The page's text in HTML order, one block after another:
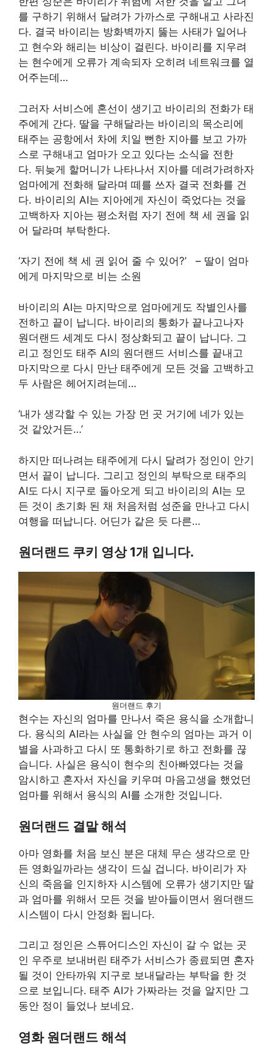
를 구하기 위해서 달려가 가까스로 구해내고 사라진
다. 결국 바이리는 방화벽까지 뚫는 사태가 일어나
고 현수와 해리는 비상이 걸린다. 바이리를 지우려
는 현수에게 오류가 계속되자 오히려 네트워크를 열
어주는데…
그러자 서비스에 혼선이 생기고 바이리의 전화가 태
주에게 간다. 딸을 구해달라는 바이리의 목소리에
태주는 공항에서 차에 치일 뻔한 지아를 보고 가까
스로 구해내고 엄마가 오고 있다는 소식을 전한
다. 뒤늦게 할머니가 나타나서 지아를 데려가려하자
엄마에게 전화해 달라며 떼를 쓰자 결국 전화를 건
다. 바이리의 AI는 지아에게 자신이 죽었다는 것을
고백하자 지아는 평소처럼 자기 전에 책 세 권을 읽
어 달라며 부탁한다.
‘자기 전에 책 세 권 읽어 줄 수 있어?’ – 딸이 엄마
에게 마지막으로 비는 소원
바이리의 AI는 마지막으로 엄마에게도 작별인사를
전하고 끝이 납니다. 바이리의 통화가 끝나고나자
원더랜드 세계도 다시 정상화되고 끝이 납니다. 그
리고 정인도 태주 AI의 원더랜드 서비스를 끝내고
마지막으로 다시 만난 태주에게 모든 것을 고백하고
두 사람은 헤어지려는데…
‘내가 생각할 수 있는 가장 먼 곳 거기에 네가 있는
것 같았거든…’
하지만 떠나려는 태주에게 다시 달려가 정인이 안기
면서 끝이 납니다. 그리고 정인의 부탁으로 태주의
AI도 다시 지구로 돌아오게 되고 바이리의 AI는 모
든 것이 초기화 된 채 처음처럼 성준을 만나고 다시
여행을 떠납니다. 어딘가 같은 듯 다른…
원더랜드 쿠키 영상 1개 입니다.
원더랜드 후기
현수는 자신의 엄마를 만나서 죽은 용식을 소개합니
다. 용식의 AI라는 사실을 안 현수의 엄마는 과거 이
별을 사과하고 다시 또 통화하기로 하고 전화를 끊
습니다. 사실은 용식이 현수의 친아빠였다는 것을
암시하고 혼자서 자신을 키우며 마음고생을 했었던
엄마를 위해서 용식의 AI를 소개한 것입니다.
원더랜드 결말 해석
아마 영화를 처음 보신 분은 대체 무슨 생각으로 만
든 영화일까라는 생각이 드실 겁니다. 바이리가 자
신의 죽음을 인지하자 시스템에 오류가 생기지만 딸
과 엄마를 위해서 모든 것을 받아들이면서 원더랜드
시스템이 다시 안정화 됩니다.
그리고 정인은 스튜어디스인 자신이 갈 수 없는 곳
인 우주로 보내버린 태주가 서비스가 종료되면 혼자
될 것이 안타까워 지구로 보내달라는 부탁을 한 것
으로 보입니다. 태주 AI가 가짜라는 것을 알지만 그
동안 정이 들었나 보네요.
영화 원더랜드 해석